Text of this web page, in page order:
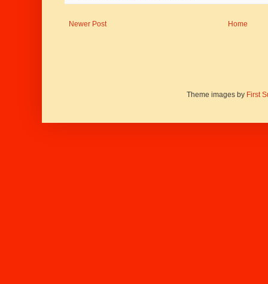
Newer Post Home
Theme images by First